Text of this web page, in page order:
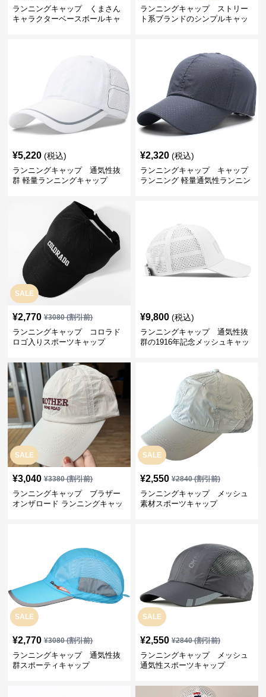
ランニングキャップ くまさん
キャラクターベースボールキャ
ランニングキャップ ストリー
ト系ブランドのシンプルキャッ
¥5,220 (税込)
ランニングキャップ 通気性抜
群 軽量ランニングキャップ
¥2,320 (税込)
ランニングキャップ キャップ
ランニング 軽量通気性ランニン
SALE
¥2,770 ¥3080(割引前)
ランニングキャップ コロラド
ロゴ入りスポーツキャップ
¥9,800 (税込)
ランニングキャップ 通気性抜
群の1916年記念メッシュキャッ
SALE
¥3,040 ¥3380(割引前)
ランニングキャップ ブラザー
オンザロード ランニングキャッ
SALE
¥2,550 ¥2840(割引前)
ランニングキャップ メッシュ
素材スポーツキャップ
SALE
¥2,770 ¥3080(割引前)
ランニングキャップ 通気性抜
群スポーティキャップ
SALE
¥2,550 ¥2840(割引前)
ランニングキャップ メッシュ
通気性スポーツキャップ